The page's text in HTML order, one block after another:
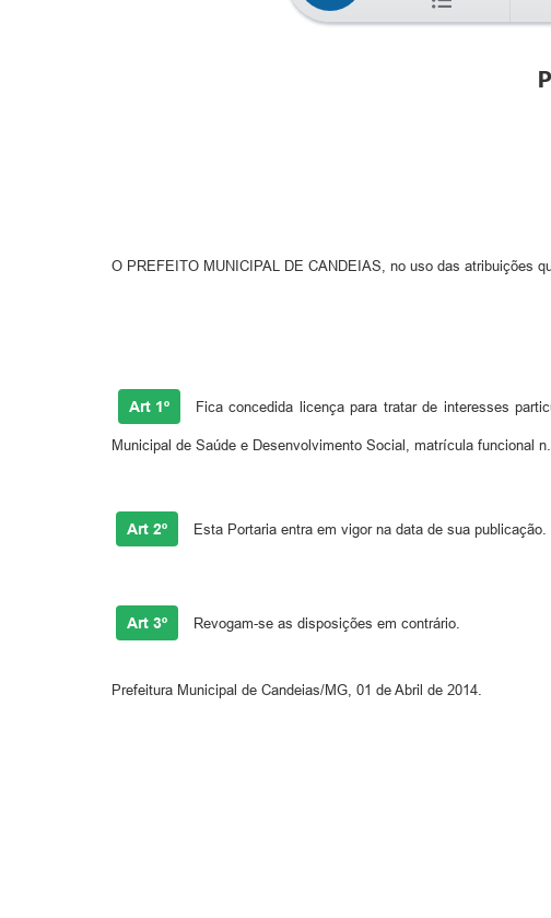
O PREFEITO MUNICIPAL DE CANDEIAS, no uso das atribuições
Art 1º Fica concedida licença para tratar de interesses
Municipal de Saúde e Desenvolvimento Social, matrícula funcional
Art 2º Esta Portaria entra em vigor na data de sua publicação.
Art 3º Revogam-se as disposições em contrário.
Prefeitura Municipal de Candeias/MG, 01 de Abril de 2014.